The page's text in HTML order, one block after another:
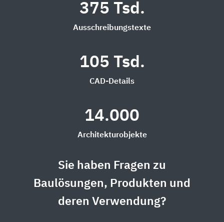
375 Tsd.
Ausschreibungstexte
105 Tsd.
CAD-Details
14.000
Architekturobjekte
Sie haben Fragen zu
Baulösungen, Produkten und
deren Verwendung?